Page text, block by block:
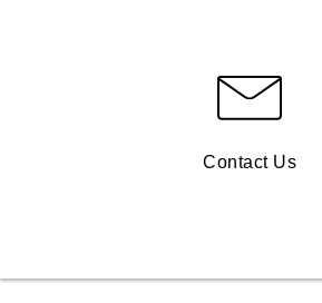
Contact Us